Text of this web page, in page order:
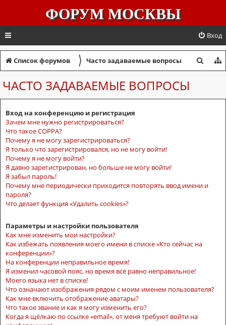
ФОРУМ МОСКВЫ
Вход
Список форумов 〉 Часто задаваемые вопросы
ЧАСТО ЗАДАВАЕМЫЕ ВОПРОСЫ
Вход на конференцию и регистрация
Зачем мне нужно регистрироваться?
Что такое COPPA?
Почему я не могу зарегистрироваться?
Я только что зарегистрировался, но не могу войти!
Почему я не могу войти?
Я давно зарегистрирован, но больше не могу войти!
Я забыл пароль!
Почему мне периодически приходится повторять ввод имени и
пароля?
Что делает функция «Удалить cookies»?
Параметры и настройки пользователя
Как мне изменить мои настройки?
Как избежать появления моего имени в списке «Кто сейчас на
конференции»?
На конференции неправильное время!
Я изменил часовой пояс, но время всё равно неправильное!
Моего языка нет в списке!
Что означают изображения рядом с моим именем пользователя?
Как мне включить отображение аватары?
Что такое звание и как я могу изменить его?
Когда я щёлкаю по ссылке «email», от меня требуют войти на